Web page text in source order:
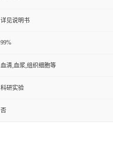
详见说明书
99%
血清,血浆,组织细胞等
科研实验
否